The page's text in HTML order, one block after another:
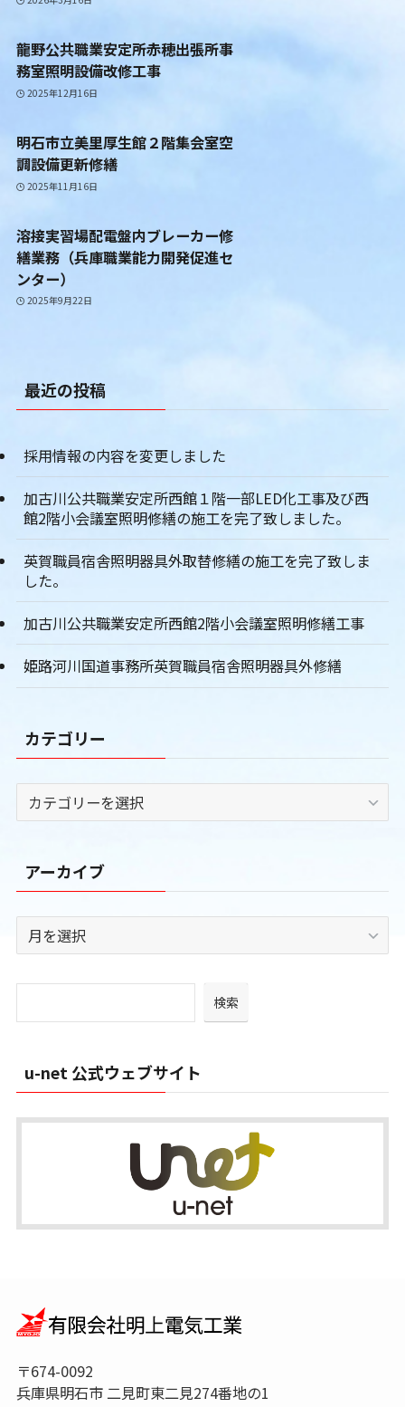
龍野公共職業安定所赤穂出張所事
務室照明設備改修工事
2025年12月16日
明石市立美里厚生館２階集会室空
調設備更新修繕
2025年11月16日
溶接実習場配電盤内ブレーカー修
繕業務（兵庫職業能力開発促進セ
ンター）
2025年9月22日
最近の投稿
採用情報の内容を変更しました
加古川公共職業安定所西館１階一部LED化工事及び西
館2階小会議室照明修繕の施工を完了致しました。
英賀職員宿舎照明器具外取替修繕の施工を完了致しま
した。
加古川公共職業安定所西館2階小会議室照明修繕工事
姫路河川国道事務所英賀職員宿舎照明器具外修繕
カテゴリー
テ
リ
ー
アーカイブ
ー
ブ
検索
u-net 公式ウェブサイト
〒674-0092
兵庫県明石市 二見町東二見274番地の1